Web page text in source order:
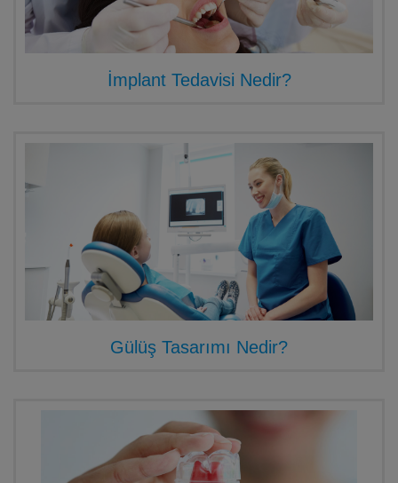
İmplant Tedavisi Nedir?
Gülüş Tasarımı Nedir?